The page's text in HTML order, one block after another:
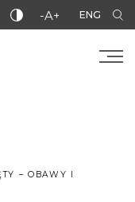
-A+ ENG
– OBAWY I